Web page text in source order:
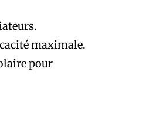
maximale.
pour